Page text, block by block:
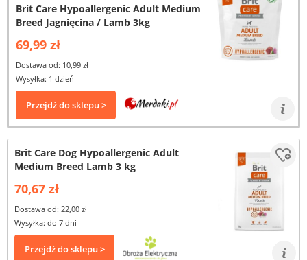
Brit Care Hypoallergenic Adult Medium
Breed Jagnięcina / Lamb 3kg
69,99 zł
Dostawa od: 10,99 zł
Wysyłka: 1 dzień
Przejdź do sklepu >
Brit Care Dog Hypoallergenic Adult
Medium Breed Lamb 3 kg
70,67 zł
Dostawa od: 22,00 zł
Wysyłka: do 7 dni
Przejdź do sklepu >